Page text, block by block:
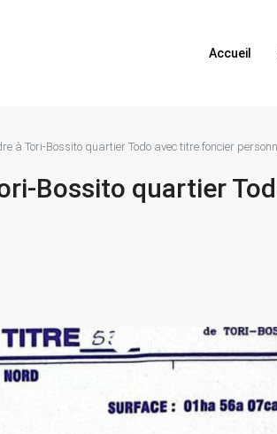
Accueil
à Tori-Bossito quartier Todo avec titre foncier
Bossito quartier